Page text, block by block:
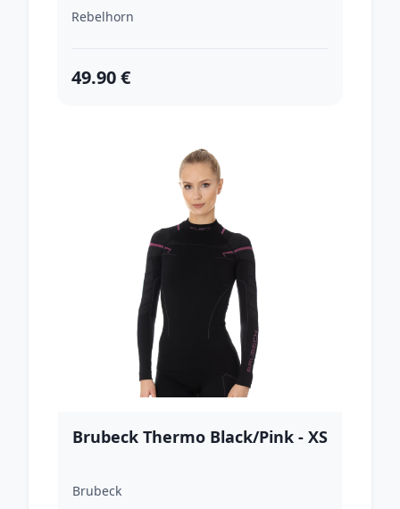
Rebelhorn
49.90 €
Brubeck Thermo Black/Pink - XS
Brubeck